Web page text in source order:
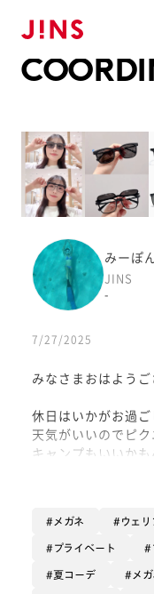
みーぽ
JINS
-
7/27/2025
みなさまおはよう
休日はいかがお過ご
天気がいいのでピ
キャンプもいいか
夏休みも始まって
今回ご紹介するメ
JINS switchシリ
す！
メガネ ウェリ
プライベート
夏コーデ メ